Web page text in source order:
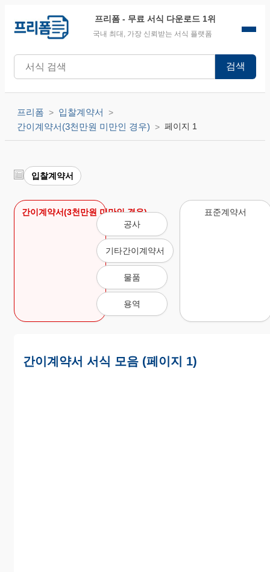
프리폼 - 무료 서식 다운로드 1위
국내 최대, 가장 신뢰받는 서식 플랫폼
검색
프리폼
입찰계약서
간이계약서(3천만원 미만인 경우)
페이지 1
입찰계약서
간이계약서(3천만원 미만인 경우)
공사
기타간이계약서
물품
용역
표준계약서
간이계약서 서식 모음 (페이지 1)